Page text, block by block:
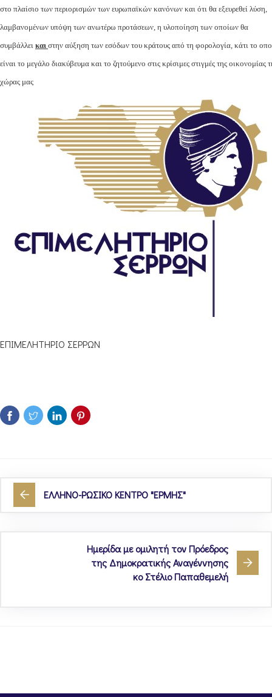
στο πλαίσιο των περιορισμών των ευρωπαϊκών κανόνων και ότι θα εξευρεθεί λύση,
λαμβανομένων υπόψη των ανωτέρω προτάσεων, η υλοποίηση των οποίων θα
συμβάλλει και στην αύξηση των εσόδων του κράτους από τη φορολογία, κάτι το
είναι το μεγάλο διακύβευμα και το ζητούμενο στις κρίσιμες στιγμές της οικονομίας
χώρας μας
ΕΠΙΜΕΛΗΤΗΡΙΟ ΣΕΡΡΩΝ
ΕΛΛΗΝΟ-ΡΩΣΙΚΟ ΚΕΝΤΡΟ "ΕΡΜΗΣ"
Ημερίδα με ομιλητή τον Πρόεδρος
της Δημοκρατικής Αναγέννησης
κο Στέλιο Παπαθεμελή